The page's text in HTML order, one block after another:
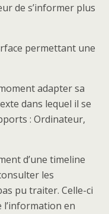
de s’informer plus
permettant une
adapter sa
dans lequel il se
: Ordinateur,
d’une timeline
les
pu traiter. Celle-ci
en